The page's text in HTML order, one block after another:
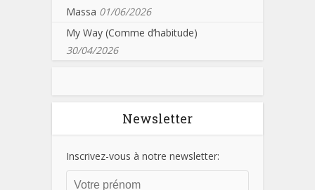
Massa 01/06/2026
My Way (Comme d’habitude)
30/04/2026
Newsletter
Inscrivez-vous à notre newsletter: